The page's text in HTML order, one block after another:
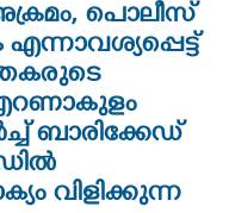
പൊലീസ്
ബാരിക്കേഡ്
വിളിക്കുന്ന